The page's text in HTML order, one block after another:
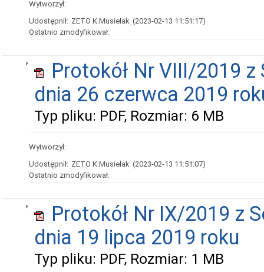
Wytworzył:
Udostępnił: ZETO K.Musielak (2023-02-13 11:51:17)
Ostatnio zmodyfikował:
Protokół Nr VIII/2019
dnia 26 czerwca 2019
Typ pliku: PDF, Rozmiar: 6 MB
Wytworzył:
Udostępnił: ZETO K.Musielak (2023-02-13 11:51:07)
Ostatnio zmodyfikował:
Protokół Nr IX/2019 z
dnia 19 lipca 2019 roku
Typ pliku: PDF, Rozmiar: 1 MB